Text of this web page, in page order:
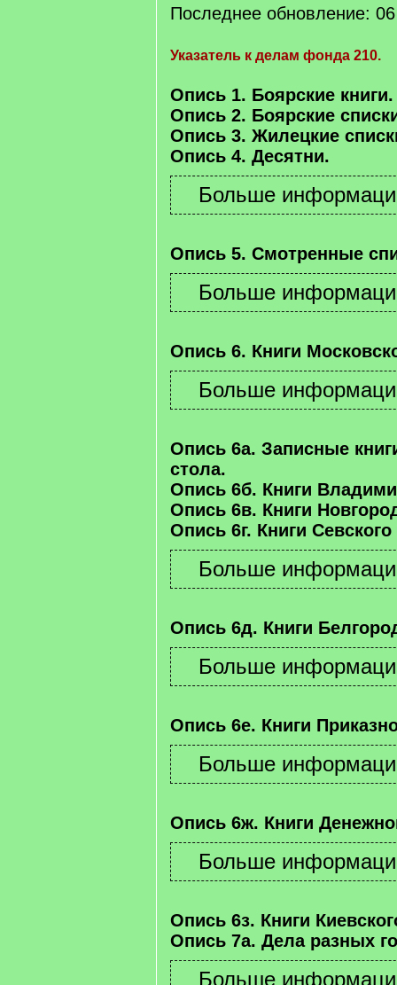
Последнее обновление:
Указатель к делам фонда 210.
Опись 1. Боярские книги.
Опись 2. Боярские
Опись 3. Жилецкие
Опись 4. Десятни.
Опись 5. Смотренные
Опись 6. Книги
Опись 6а. Записные
стола.
Опись 6б. Книги
Опись 6в. Книги
Опись 6г. Книги Севского
Опись 6д. Книги
Опись 6е. Книги
Опись 6ж. Книги
Опись 6з. Книги
Опись 7а. Дела разных